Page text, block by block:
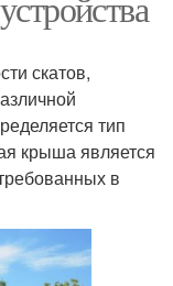
скатов,
тип
крыша является
в